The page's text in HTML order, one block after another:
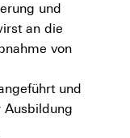
und
an die
von
und
Ausbildung